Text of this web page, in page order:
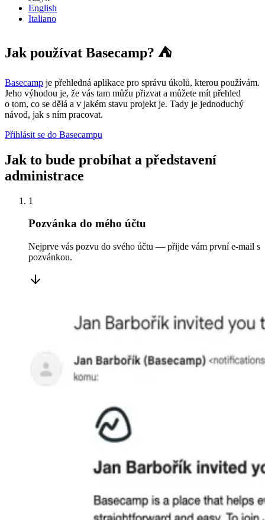
English
Italiano
Jak používat Basecamp? ⛺
Basecamp je přehledná aplikace pro správu úkolů, kterou používám.
Jeho výhodou je, že vás tam můžu přizvat a můžete mít přehled
o tom, co se dělá a v jakém stavu projekt je. Tady je jednoduchý
návod, jak s ním pracovat.
Přihlásit se do Basecampu
Jak to bude probíhat a představení
administrace
1
Pozvánka do mého účtu
Nejprve vás pozvu do svého účtu — přijde vám první e-mail s
pozvánkou.